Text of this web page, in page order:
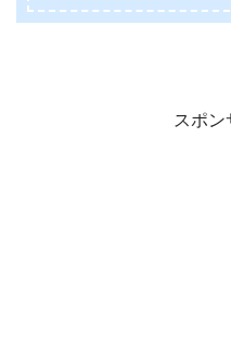
スポン